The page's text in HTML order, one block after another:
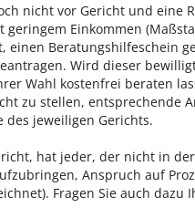
nicht vor Gericht und eine
Einkommen
einen Beratungshilfeschein
Wird dieser
Wahl kostenfrei beraten
zu stellen, entsprechende
des jeweiligen Gerichts.
hat jeder, der nicht in
Anspruch auf
Fragen Sie auch dazu